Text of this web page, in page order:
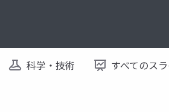
科学・技術 すべてのス